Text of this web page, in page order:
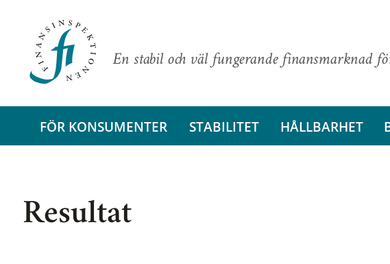
En stabil och väl fungerande finansmarknad
FÖR KONSUMENTER STABILITET HÅLLBARHET
Resultat